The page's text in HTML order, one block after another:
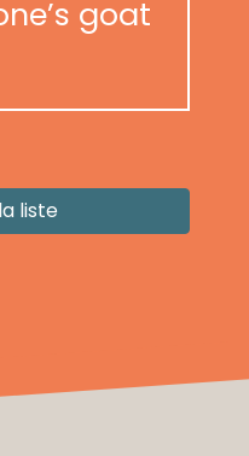
goat
liste